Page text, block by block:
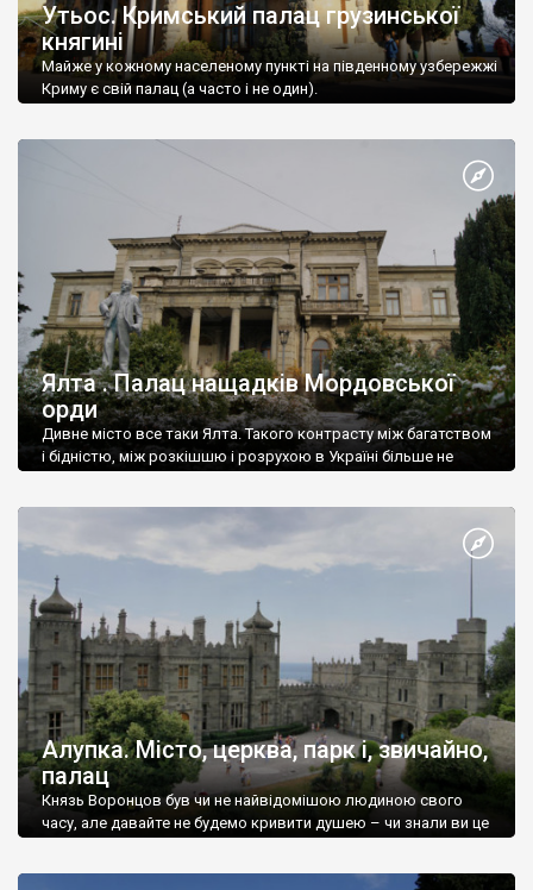
Утьос. Кримський палац грузинської
княгині
Майже у кожному населеному пункті на південному узбережжі
Криму є свій палац (а часто і не один).
Ялта . Палац нащадків Мордовської
орди
Дивне місто все таки Ялта. Такого контрасту між багатством
і бідністю, між розкішшю і розрухою в Україні більше не
Алупка. Місто, церква, парк і, звичайно,
палац
Князь Воронцов був чи не найвідомішою людиною свого
часу, але давайте не будемо кривити душею – чи знали ви це